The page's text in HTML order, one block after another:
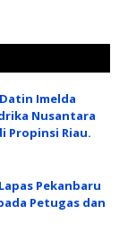
Imelda
Nusantara
Propinsi Riau.
Pekanbaru
Petugas dan